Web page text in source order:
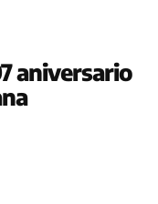
aniversario